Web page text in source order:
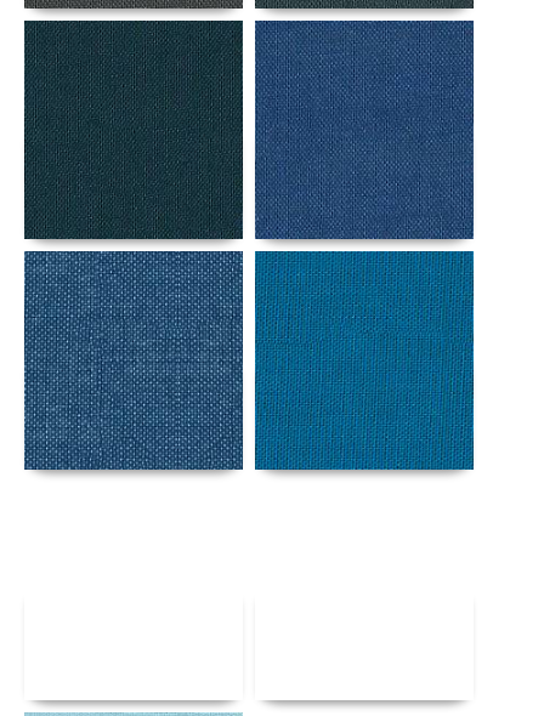
Αναλυτικά Αναλυτικά
Αναλυτικά Αναλυτικά
Αναλυτικά Αναλυτικά
Αναλυτικά Αναλυτικά